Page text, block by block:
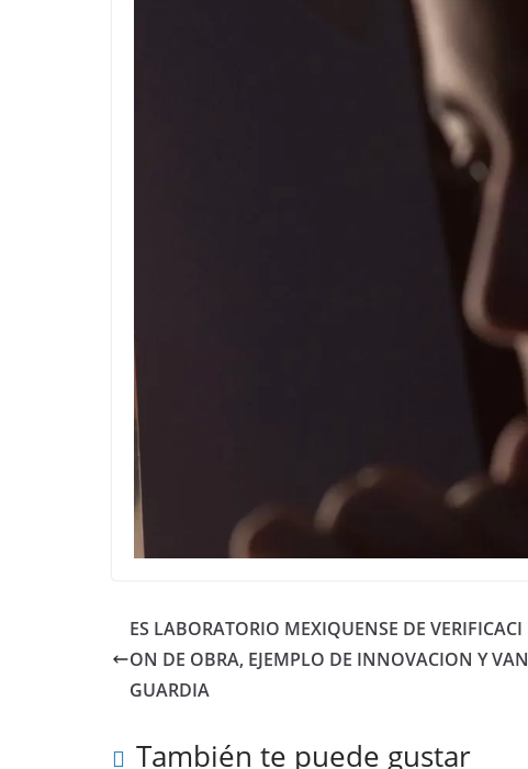
ES LABORATORIO MEXIQUENSE DE VERIFICACI
ON DE OBRA, EJEMPLO DE INNOVACION Y VAN
GUARDIA
También te puede gustar